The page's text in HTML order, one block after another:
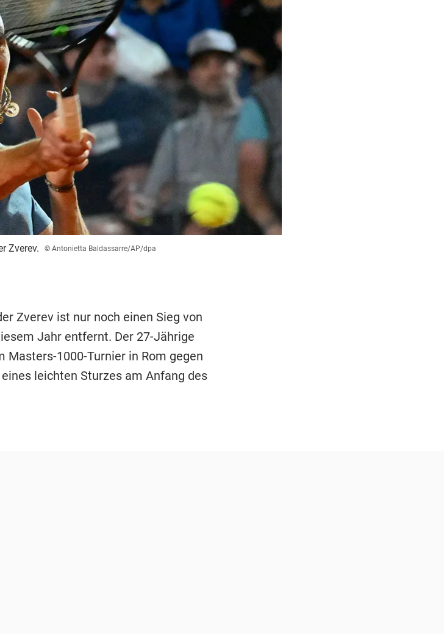
Zverev. © Antonietta Baldassarre/AP/dpa
Zverev ist nur noch einen Sieg von
Jahr entfernt. Der 27-Jährige
Masters-1000-Turnier in Rom gegen
leichten Sturzes am Anfang des